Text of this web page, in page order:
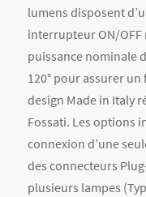
lumens disposent
interrupteur ON/OFF
puissance nominale
120° pour assurer
design Made in Italy
Fossati. Les options
connexion d’une
des connecteurs
plusieurs lampes